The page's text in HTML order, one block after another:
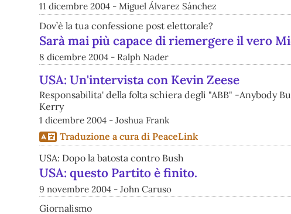
11 dicembre 2004 - Miguel Álvarez Sánchez
Dov’è la tua confessione post elettorale?
Sarà mai più capace di riemergere il vero
8 dicembre 2004 - Ralph Nader
USA: Un'intervista con Kevin Zeese
Responsabilita' della folta schiera degli "ABB" -Anybody
Kerry
1 dicembre 2004 - Joshua Frank
Traduzione a cura di PeaceLink
USA: Dopo la batosta contro Bush
USA: questo Partito è finito.
9 novembre 2004 - John Caruso
Giornalismo